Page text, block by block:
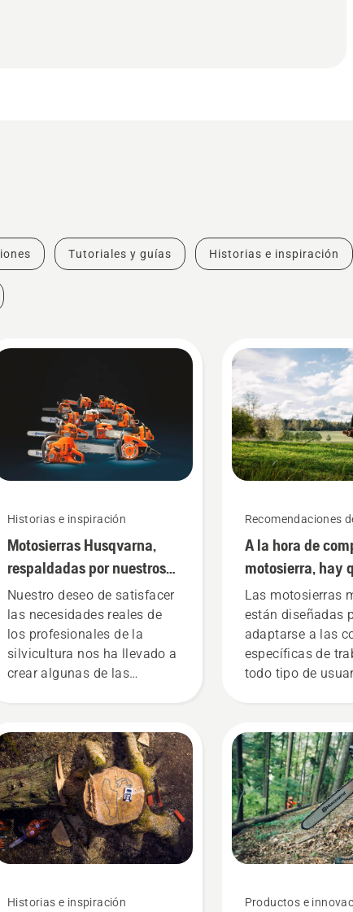
Tutoriales y guías Historias e inspiración
Historias e inspiración
Motosierras Husqvarna,
respaldadas por nuestros
usuarios desde 1959
Nuestro deseo de satisfacer
las necesidades reales de
los profesionales de la
silvicultura nos ha llevado a
crear algunas de las
Historias e inspiración
Recomendaciones
A la hora de
motosierra, hay
en cuenta estas
cosas
Las motosierras
están diseñadas
adaptarse a las
específicas de
todo tipo de
la vas a utilizar.
respuestas te
elegir el tamaño
motosierra
Productos e